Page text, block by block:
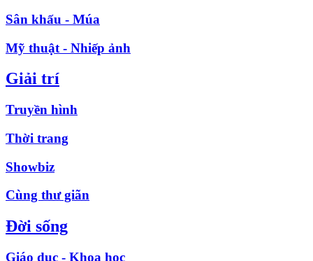
Sân khấu - Múa
Mỹ thuật - Nhiếp ảnh
Giải trí
Truyền hình
Thời trang
Showbiz
Cùng thư giãn
Đời sống
Giáo dục - Khoa học